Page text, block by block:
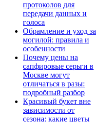
протоколов для
передачи данных и
голоса
Обрамление и уход за
могилой: правила и
особенности
Почему цены на
сапфировые серьги в
Москве могут
отличаться в разы:
подробный разбор
Красивый букет вне
зависимости от
сезона: какие цветы